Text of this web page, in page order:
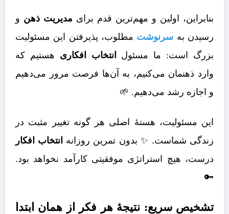
بنابراین، اولین و مهم‌ترین قدم برای مدیریت ذهن و
رسیدن به سرنوشت مطلوب، پذیرفتن این مسئولیت
بزرگ است: ما مسئول
انتخاب افکاری هستیم که
وارد ذهنمان می‌کنیم، به آن‌ها فرصت مرور می‌دهیم
و اجازه رشد می‌دهیم. 🌱
این مسئولیت، هستۀ اصلی هر گونه تغییر مثبت در
زندگی شماست. ✨ بدون تمرین روزانه انتخاب افکار
درست، هیچ استراتژی موفقیتی کارآمد نخواهد بود.
🔑
تشخیص سریع: نتیجۀ هر فکر از همان ابتدا